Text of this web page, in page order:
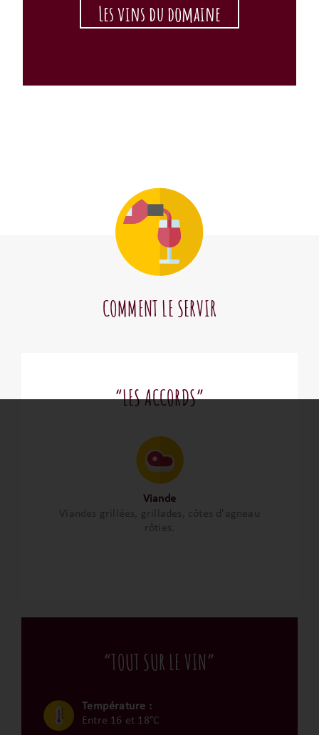
Les vins du domaine
COMMENT LE SERVIR
“LES ACCORDS”
Viande
Viandes grillées, grillades, côtes d'agneau
rôties.
“TOUT SUR LE VIN”
Température :
Entre 16 et 18°C